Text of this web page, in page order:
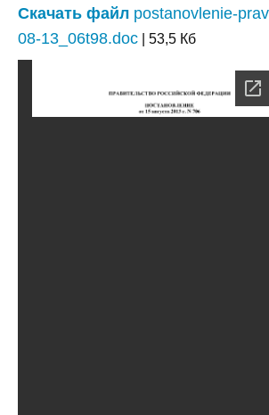
Скачать файл postanovlenie-
08-13_06t98.doc | 53,5 Кб